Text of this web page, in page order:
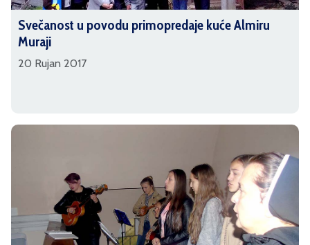
Svečanost u povodu primopredaje kuće Almiru
Muraji
20 Rujan 2017